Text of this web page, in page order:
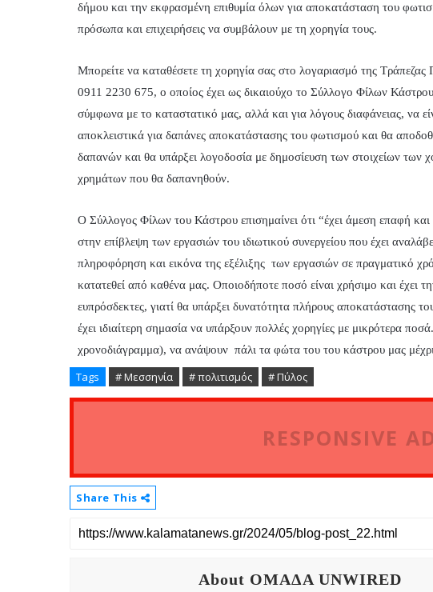
δήμου και την εκφρασμένη επιθυμία όλων για αποκατάσταση του
πρόσωπα και επιχειρήσεις να συμβάλουν με τη χορηγία τους.
Μπορείτε να καταθέσετε τη χορηγία σας στο λογαριασμό της
0911 2230 675, ο οποίος έχει ως δικαιούχο το Σύλλογο Φίλων
σύμφωνα με το καταστατικό μας, αλλά και για λόγους διαφάνειας, να
αποκλειστικά για δαπάνες αποκατάστασης του φωτισμού και θα
δαπανών και θα υπάρξει λογοδοσία με δημοσίευση των στοιχείων
χρημάτων που θα δαπανηθούν.
Ο Σύλλογος Φίλων του Κάστρου επισημαίνει ότι “έχει άμεση επαφή
στην επίβλεψη των εργασιών του ιδιωτικού συνεργείου που έχει
πληροφόρηση και εικόνα της εξέλιξης των εργασιών σε πραγματικό
κατατεθεί από καθένα μας. Οποιοδήποτε ποσό είναι χρήσιμο και έχει
ευπρόσδεκτες, γιατί θα υπάρξει δυνατότητα πλήρους αποκατάστασης
έχει ιδιαίτερη σημασία να υπάρξουν πολλές χορηγίες με μικρότερα
χρονοδιάγραμμα), να ανάψουν πάλι τα φώτα του του κάστρου μας
Tags # Μεσσηνία # πολιτισμός # Πύλος
RESPONSIVE
Share This
About OMAΔΑ UNWIRED